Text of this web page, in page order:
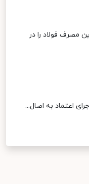
فولاد را در
اعتماد به اصال...